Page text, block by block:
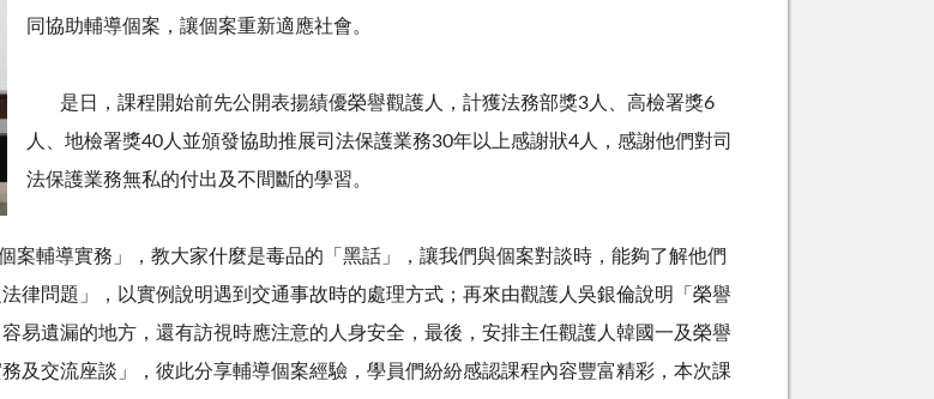
同協助輔導個案，讓個案重新適應社會。
是日，課程開始前先公開表揚績優榮譽觀護人，計獲法務部獎3人、高檢署獎6
人、地檢署獎40人並頒發協助推展司法保護業務30年以上感謝狀4人，感謝他們對司
法保護業務無私的付出及不間斷的學習。
輔導實務」，教大家什麼是毒品的「黑話」，讓我們與個案對談時，能夠了解他們
律問題」，以實例說明遇到交通事故時的處理方式；再來由觀護人吳銀倫說明「榮譽
易遺漏的地方，還有訪視時應注意的人身安全，最後，安排主任觀護人韓國一及榮譽
及交流座談」，彼此分享輔導個案經驗，學員們紛紛感認課程內容豐富精彩，本次課